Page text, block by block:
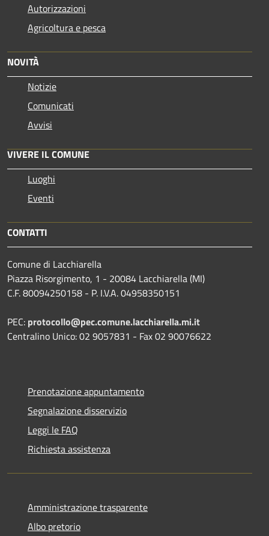
Autorizzazioni
Agricoltura e pesca
NOVITÀ
Notizie
Comunicati
Avvisi
VIVERE IL COMUNE
Luoghi
Eventi
CONTATTI
Comune di Lacchiarella
Piazza Risorgimento, 1 - 20084 Lacchiarella (MI)
C.F. 80094250158 - P. I.V.A. 04958350151
PEC: protocollo@pec.comune.lacchiarella.mi.it
Centralino Unico: 02 9057831 - Fax 02 90076622
Prenotazione appuntamento
Segnalazione disservizio
Leggi le FAQ
Richiesta assistenza
Amministrazione trasparente
Albo pretorio